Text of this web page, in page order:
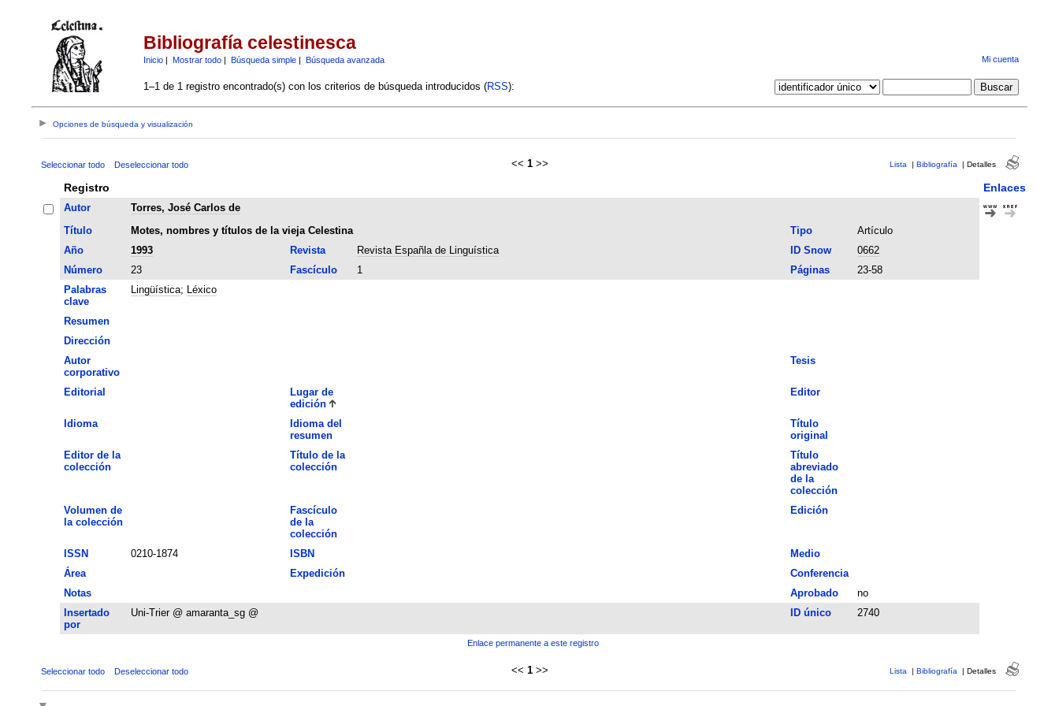
Bibliografía celestinesca
Inicio| Mostrar todo| Búsqueda simple| Búsqueda avanzada Mi cuenta
1–1 de 1 registro encontrado(s) con los criterios de búsqueda introducidos (RSS):
Opciones de búsqueda y visualización
Seleccionar todo Deseleccionar todo << 1 >> Lista | Bibliografía | Detalles
Registro Enlaces
Autor
Torres, José Carlos de
Título
Motes, nombres y títulos de la vieja Celestina Tipo
Artículo
Año
1993 Revista Revista Españla de Linguística ID Snow
0662
Número
23 Fascículo 1 Páginas
23-58
Palabras
clave
Lingüística; Léxico
Resumen
Dirección
Autor
corporativo
Tesis
Editorial
Lugar de
edición
Editor
Idioma
Idioma del
resumen
Título
original
Editor de la
colección
Título de la
colección
Título
abreviado
de la
colección
Volumen de
la colección
Fascículo
de la
colección
Edición
ISSN 0210-1874 ISBN
Medio
Área
Expedición
Conferencia
Notas
Aprobado
no
Insertado
por
Uni-Trier @ amaranta_sg @ ID único 2740
Enlace permanente a este registro
Seleccionar todo Deseleccionar todo << 1 >> Lista | Bibliografía | Detalles